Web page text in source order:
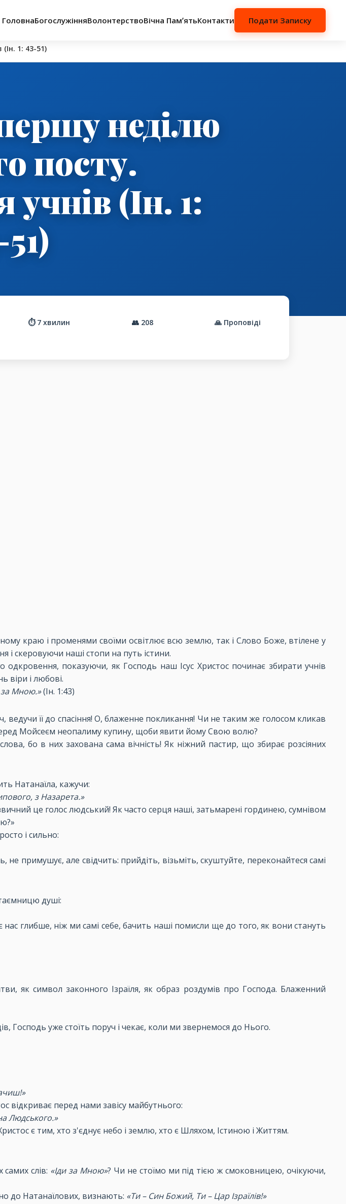
ГоловнаБогослужінняВолонтерствоВічна ПамʼятьКонтакти Подати Записку
1: 43-51)
неділю
посту.
(Ін. 1:
⏱️ 7 хвилин 👥 208 🙏 Проповіді
краю і променями своїми освітлює всю землю, так і Слово Боже, втілене у
і скеровуючи наші стопи на путь істини.
показуючи, як Господь наш Ісус Христос починає збирати учнів
віри і любові.
за Мною.»(Ін. 1:43)
її до спасіння! О, блаженне покликання! Чи не таким же голосом кликав
Мойсеєм неопалиму купину, щоби явити йому Свою волю?
бо в них захована сама вічність! Як ніжний пастир, що збирає розсіяних
Натанаїла, кажучи:
з Назарета.»
це голос людський! Як часто серця наші, затьмарені гординею, сумнівом
і сильно:
примушує, але свідчить: прийдіть, візьміть, скуштуйте, переконайтеся самі
душі:
глибше, ніж ми самі себе, бачить наші помисли ще до того, як вони стануть
як символ законного Ізраїля, як образ роздумів про Господа. Блаженний
уже стоїть поруч і чекає, коли ми звернемося до Нього.
відкриває перед нами завісу майбутнього:
Людського.»
є тим, хто з'єднує небо і землю, хто є Шляхом, Істиною і Життям.
слів: «Іди за Мною»? Чи не стоїмо ми під тією ж смоковницею, очікуючи,
до Натанаїлових, визнають: «Ти – Син Божий, Ти – Цар Ізраїлів!»